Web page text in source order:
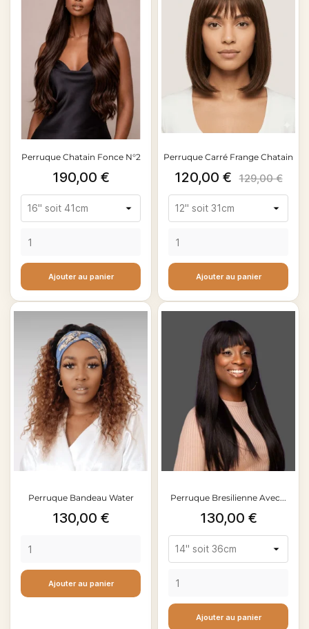
Perruque Chatain Fonce N°2
Prix
190,00 €
Ajouter au panier
Perruque Carré Frange Chatain
Prix
120,00 € Prix
de
129,00 €
Ajouter au panier
Perruque Bandeau Water
Wave...
Prix
130,00 €
Ajouter au panier
Perruque Bresilienne Avec...
Prix
130,00 €
Ajouter au panier